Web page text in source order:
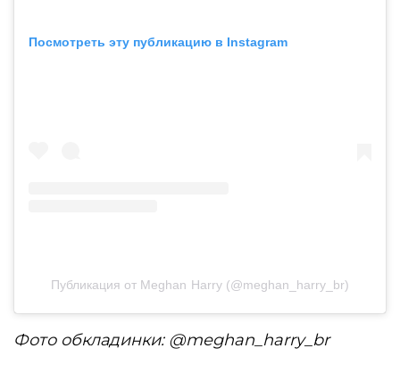
Посмотреть эту публикацию в Instagram
Публикация от Meghan Harry (@meghan_harry_br)
Фото обкладинки: @meghan_harry_br